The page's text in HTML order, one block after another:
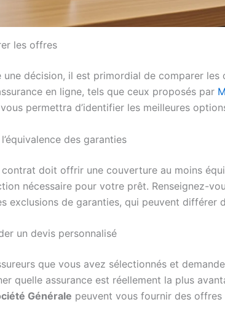
les offres
une décision, il est primordial de comparer
en ligne, tels que ceux proposés par
permettra d’identifier les meilleures
des garanties
contrat doit offrir une couverture au moins
nécessaire pour votre prêt. Renseignez-
exclusions de garanties, qui peuvent différer
un devis personnalisé
que vous avez sélectionnés et
quelle assurance est réellement la plus
Générale peuvent vous fournir des offres